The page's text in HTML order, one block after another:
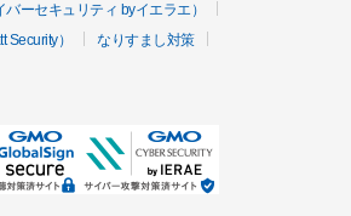
ーセキュリティ byイエラエ）
）
なりすまし対策